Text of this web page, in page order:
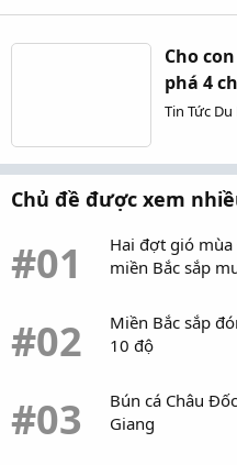
Cho
phá 4
Tin Tức Du
Chủ đề được xem
#01
Hai đợt gió
miền Bắc sắp
#02
Miền Bắc sắp
10 độ
#03
Bún cá Châu
Giang